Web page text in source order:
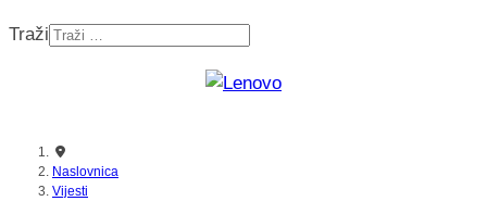
Isprobali smo: Thermostar
Traži
Naslovnica
Vijesti